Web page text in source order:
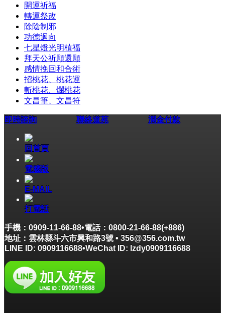
開運祈福
轉運祭改
除陰制邪
功德迴向
七星燈光明植福
拜天公祈願還願
感情挽回和合術
招桃花、桃花運
斬桃花、爛桃花
文昌筆、文昌符
即時諮詢 聯絡道苑 潤金付款
回首頁
電腦版
E-MAIL
打電話
手機：0909-11-66-88•電話：0800-21-66-88(+886)
地址：雲林縣斗六市興和路3號 • 356@356.com.tw
LINE ID: 0909116688•WeChat ID: lzdy0909116688